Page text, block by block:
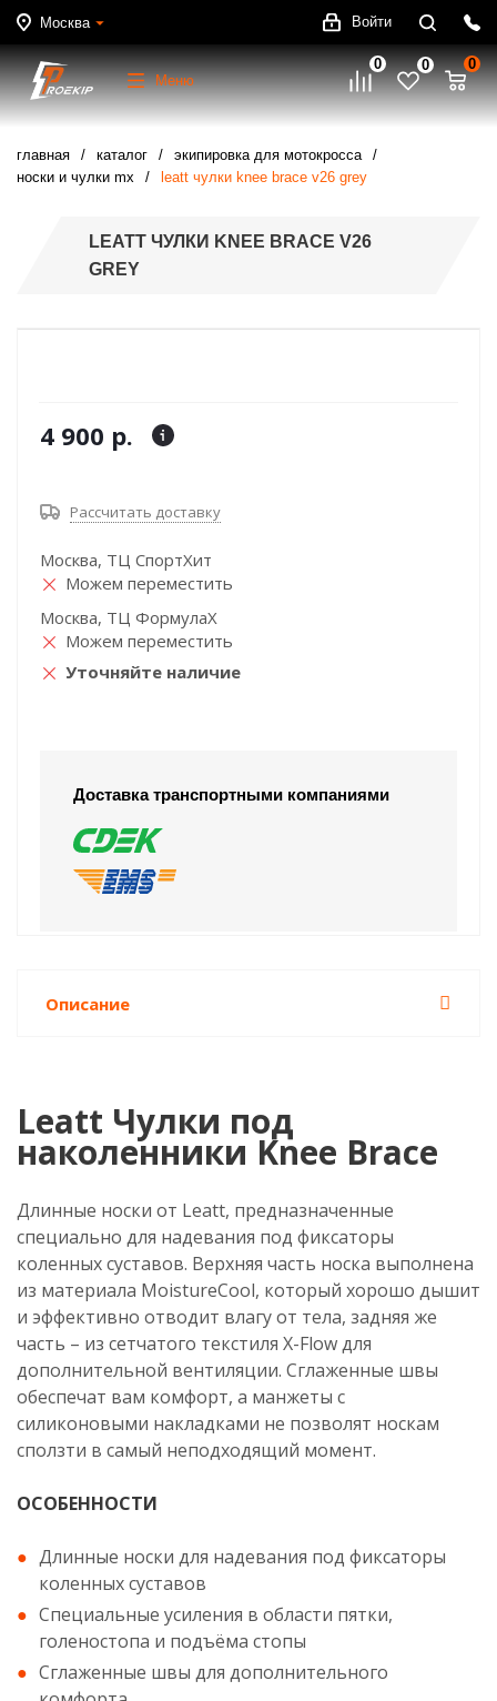
Москва Войти
Меню
0 0 0
главная каталог
экипировка для мотокросса
носки и чулки mx
leatt чулки knee brace v26 grey
LEATT ЧУЛКИ KNEE BRACE V26
GREY
4 900 р.
Рассчитать доставку
Москва, ТЦ СпортХит
Можем переместить
Москва, ТЦ ФормулаХ
Можем переместить
Уточняйте наличие
Доставка транспортными компаниями
Описание
Leatt Чулки под
наколенники Knee Brace
Длинные носки от Leatt, предназначенные
специально для надевания под фиксаторы
коленных суставов. Верхняя часть носка выполнена
из материала MoistureCool, который хорошо дышит
и эффективно отводит влагу от тела, задняя же
часть – из сетчатого текстиля X-Flow для
дополнительной вентиляции. Сглаженные швы
обеспечат вам комфорт, а манжеты с
силиконовыми накладками не позволят носкам
сползти в самый неподходящий момент.
ОСОБЕННОСТИ
Длинные носки для надевания под фиксаторы
коленных суставов
Специальные усиления в области пятки,
голеностопа и подъёма стопы
Сглаженные швы для дополнительного